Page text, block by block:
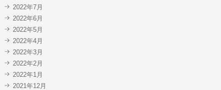
2022年7月
2022年6月
2022年5月
2022年4月
2022年3月
2022年2月
2022年1月
2021年12月